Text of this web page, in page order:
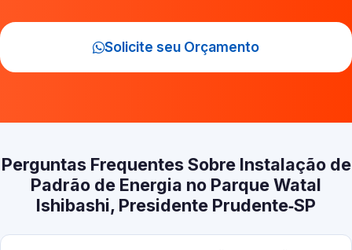
Solicite seu Orçamento
Perguntas Frequentes Sobre Instalação de
Padrão de Energia no Parque Watal
Ishibashi, Presidente Prudente‑SP